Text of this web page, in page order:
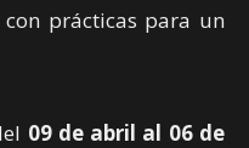
prácticas para un
09 de abril al 06 de